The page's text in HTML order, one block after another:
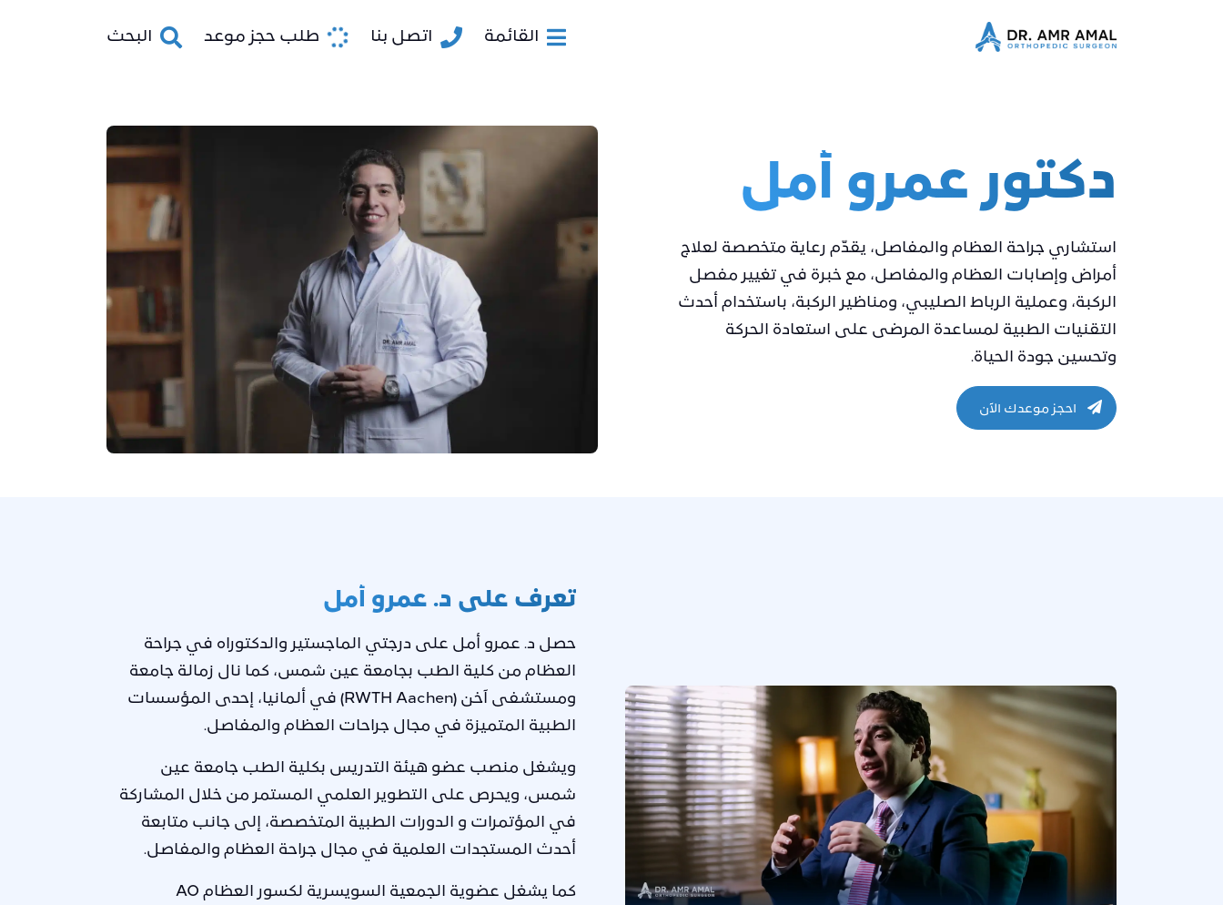
القائمة اتصل بنا طلب حجز موعد البحث
دكتور عمرو أمل
استشاري جراحة العظام والمفاصل، يقدّم رعاية متخصصة لعلاج
أمراض وإصابات العظام والمفاصل، مع خبرة في تغيير مفصل
الركبة، وعملية الرباط الصليبي، ومناظير الركبة، باستخدام أحدث
التقنيات الطبية لمساعدة المرضى على استعادة الحركة
وتحسين جودة الحياة.
احجز موعدك الآن
تعرف على د. عمرو أمل
حصل د. عمرو أمل على درجتي الماجستير والدكتوراه في جراحة
العظام من كلية الطب بجامعة عين شمس، كما نال زمالة جامعة
ومستشفى آخن (RWTH Aachen)
في ألمانيا، إحدى المؤسسات
الطبية المتميزة في مجال جراحات العظام والمفاصل.
ويشغل منصب عضو هيئة التدريس بكلية الطب جامعة عين
شمس، ويحرص على التطوير العلمي المستمر من خلال المشاركة
في المؤتمرات و الدورات الطبية المتخصصة، إلى جانب متابعة
أحدث المستجدات العلمية في مجال جراحة العظام والمفاصل.
كما يشغل عضوية الجمعية السويسرية لكسور العظام AO